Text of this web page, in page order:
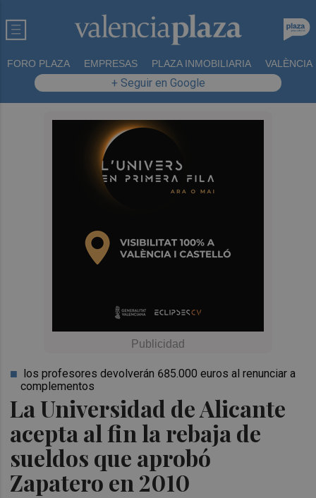
FORO PLAZA EMPRESAS PLAZA INMOBILIARIA VALÈNCIA
+ Seguir en Google
La Universidad de Alicante
acepta al fin la rebaja de
sueldos que aprobó
Zapatero en 2010
los profesores devolverán 685.000 euros al renunciar a
complementos